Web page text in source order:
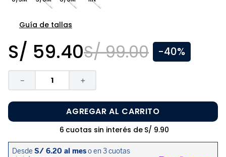
Guía de tallas
S/ 59.40S/ 99.00 -40%
＋
－
AGREGAR AL CARRITO
6 cuotas sin interés de S/ 9.90
zapatos niña
pijama
sandalias niño